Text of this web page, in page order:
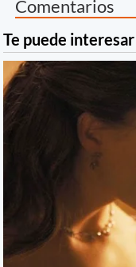
Comentarios